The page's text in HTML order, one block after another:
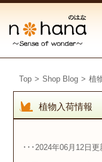
Top > Shop Blog > 植
植物入荷情報
･･･2024年06月12日更